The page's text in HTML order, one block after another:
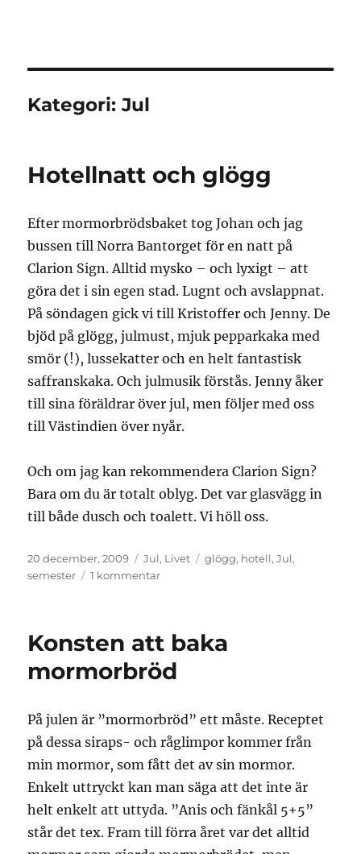
Kategori:Jul
Hotellnatt och glögg
Efter mormorbrödsbaket tog Johan och jag
bussen till Norra Bantorget för en natt på
Clarion Sign. Alltid mysko – och lyxigt – att
göra det i sin egen stad. Lugnt och avslappnat.
På söndagen gick vi till Kristoffer och Jenny. De
bjöd på glögg, julmust, mjuk pepparkaka med
smör (!), lussekatter och en helt fantastisk
saffranskaka. Och julmusik förstås. Jenny åker
till sina föräldrar över jul, men följer med oss
till Västindien över nyår.
Och om jag kan rekommendera Clarion Sign?
Bara om du är totalt oblyg. Det var glasvägg in
till både dusch och toalett. Vi höll oss.
Publicerat
den
20 december, 2009 Kategorier
Jul, Livet Etiketter
glögg, hotell,Jul,
semester
1 kommentartill
Konsten att baka
mormorbröd
På julen är ”mormorbröd” ett måste. Receptet
på dessa siraps- och råglimpor kommer från
min mormor, som fått det av sin mormor.
Enkelt uttryckt kan man säga att det inte är
helt enkelt att uttyda. ”Anis och fänkål 5+5”
står det tex. Fram till förra året var det alltid